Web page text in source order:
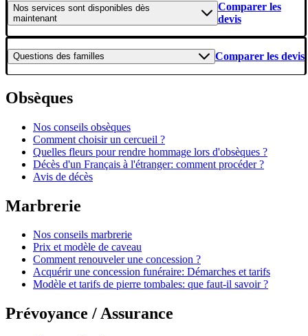
Nos services sont disponibles dès
maintenant
Comparer les
devis
Questions des familles Comparer les devis
Obsèques
Nos conseils obsèques
Comment choisir un cercueil ?
Quelles fleurs pour rendre hommage lors d'obsèques ?
Décès d'un Français à l'étranger: comment procéder ?
Avis de décès
Marbrerie
Nos conseils marbrerie
Prix et modèle de caveau
Comment renouveler une concession ?
Acquérir une concession funéraire: Démarches et tarifs
Modèle et tarifs de pierre tombales: que faut-il savoir ?
Prévoyance / Assurance